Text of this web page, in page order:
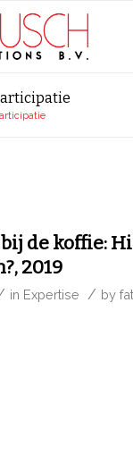
de koffie:
2019
in Expertise / by